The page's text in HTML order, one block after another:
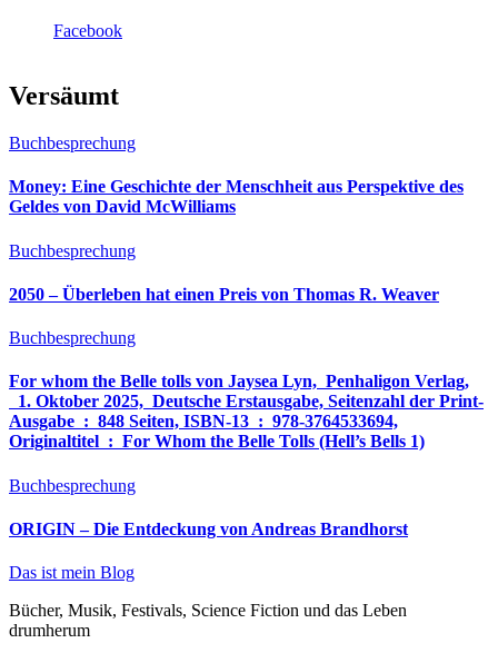
Facebook
Versäumt
Buchbesprechung
Money: Eine Geschichte der Menschheit aus Perspektive des
Geldes von David McWilliams
Buchbesprechung
2050 – Überleben hat einen Preis von Thomas R. Weaver
Buchbesprechung
For whom the Belle tolls von Jaysea Lyn, ‎ Penhaligon Verlag,
‎ 1. Oktober 2025, ‎ Deutsche Erstausgabe, Seitenzahl der Print-
Ausgabe ‏ : ‎ 848 Seiten, ISBN-13 ‏ : ‎ 978-3764533694,
Originaltitel ‏ : ‎ For Whom the Belle Tolls (Hell’s Bells 1)
Buchbesprechung
ORIGIN – Die Entdeckung von Andreas Brandhorst
Das ist mein Blog
Bücher, Musik, Festivals, Science Fiction und das Leben
drumherum